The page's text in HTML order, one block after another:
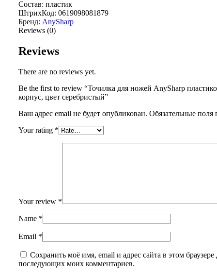
Состав: пластик
ШтрихКод: 0619098081879
Бренд: AnySharp
Reviews (0)
Reviews
There are no reviews yet.
Be the first to review “Точилка для ножей AnySharp
корпус, цвет серебристый”
Ваш адрес email не будет опубликован. Обязательные
Your rating *
Your review *
Name *
Email *
Сохранить моё имя, email и адрес сайта в этом браузере
последующих моих комментариев.